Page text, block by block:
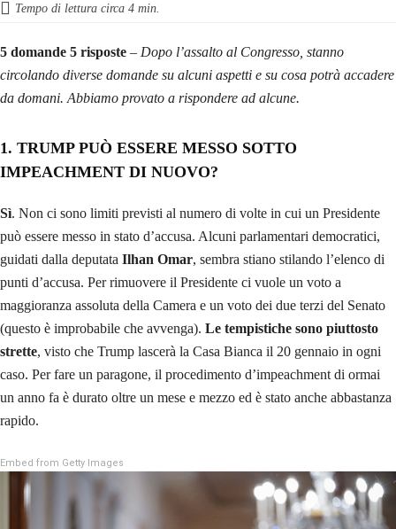
Tempo di lettura circa 4 min.
5 domande 5 risposte – Dopo l’assalto al Congresso, stanno
circolando diverse domande su alcuni aspetti e su cosa potrà accadere
da domani. Abbiamo provato a rispondere ad alcune.
1. TRUMP PUÒ ESSERE MESSO SOTTO
IMPEACHMENT DI NUOVO?
Sì. Non ci sono limiti previsti al numero di volte in cui un Presidente
può essere messo in stato d’accusa. Alcuni parlamentari democratici,
guidati dalla deputata Ilhan Omar, sembra stiano stilando l’elenco di
punti d’accusa. Per rimuovere il Presidente ci vuole un voto a
maggioranza assoluta della Camera e un voto dei due terzi del Senato
(questo è improbabile che avvenga). Le tempistiche sono piuttosto
strette, visto che Trump lascerà la Casa Bianca il 20 gennaio in ogni
caso. Per fare un paragone, il procedimento d’impeachment di ormai
un anno fa è durato oltre un mese e mezzo ed è stato anche abbastanza
rapido.
Embed from Getty Images